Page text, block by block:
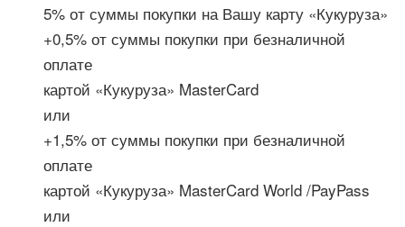
5% от суммы покупки на Вашу карту «Кукуруза»
+0,5% от суммы покупки при безналичной
оплате
картой «Кукуруза» MasterCard
или
+1,5% от суммы покупки при безналичной
оплате
картой «Кукуруза» MasterCard World /PayPass
или